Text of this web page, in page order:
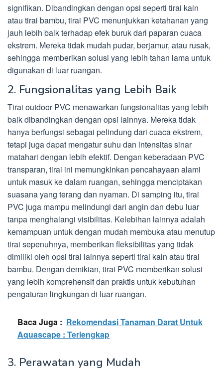
signifikan. Dibandingkan dengan opsi seperti tirai kain
atau tirai bambu, tirai PVC menunjukkan ketahanan yang
jauh lebih baik terhadap efek buruk dari paparan cuaca
ekstrem. Mereka tidak mudah pudar, berjamur, atau rusak,
sehingga memberikan solusi yang lebih tahan lama untuk
digunakan di luar ruangan.
2. Fungsionalitas yang Lebih Baik
Tirai outdoor PVC menawarkan fungsionalitas yang lebih
baik dibandingkan dengan opsi lainnya. Mereka tidak
hanya berfungsi sebagai pelindung dari cuaca ekstrem,
tetapi juga dapat mengatur suhu dan intensitas sinar
matahari dengan lebih efektif. Dengan keberadaan PVC
transparan, tirai ini memungkinkan pencahayaan alami
untuk masuk ke dalam ruangan, sehingga menciptakan
suasana yang terang dan nyaman. Di samping itu, tirai
PVC juga mampu melindungi dari angin dan debu luar
tanpa menghalangi visibilitas. Kelebihan lainnya adalah
kemampuan untuk dengan mudah membuka atau menutup
tirai sepenuhnya, memberikan fleksibilitas yang tidak
dimiliki oleh opsi tirai lainnya seperti tirai kain atau tirai
bambu. Dengan demikian, tirai PVC memberikan solusi
yang lebih komprehensif dan praktis untuk kebutuhan
pengaturan lingkungan di luar ruangan.
Baca Juga : Rekomendasi Tanaman Darat Untuk
Aquascape : Terlengkap
3. Perawatan yang Mudah